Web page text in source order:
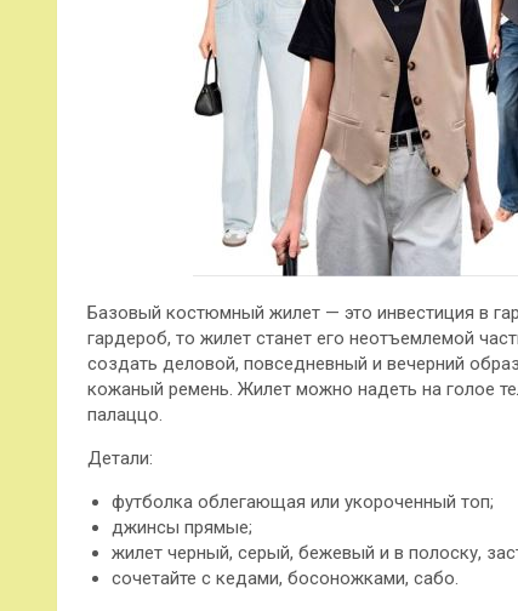
Базовый костюмный жилет — это инвестиция в
гардероб, то жилет станет его неотъемлемой
создать деловой, повседневный и вечерний
кожаный ремень. Жилет можно надеть на голое
палаццо.
Детали:
футболка облегающая или укороченный топ;
джинсы прямые;
жилет черный, серый, бежевый и в полоску,
сочетайте с кедами, босоножками, сабо.